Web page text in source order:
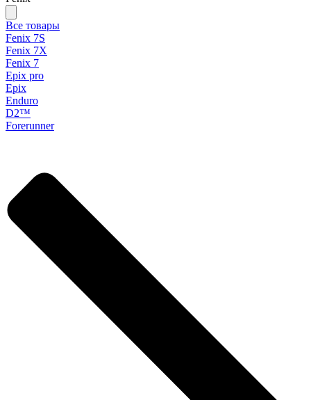
Все товары
Fenix 7S
Fenix 7X
Fenix 7
Epix pro
Epix
Enduro
D2™
Forerunner